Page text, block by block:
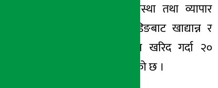
अवधिभर खाद्य व्यवस्था तथा व्यापार
कम्पनी र साल्ट ट्रेडिङबाट खाद्यान्न र
खाना पकाउने ग्यास खरिद गर्दा २०
प्रतिशत छुट दिने भएको छ ।